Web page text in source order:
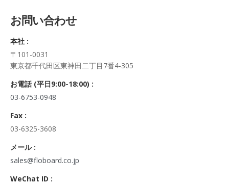
正・追加・削除、利用の停止または消去、第三者への提供の停
口に申し出ることができます。
その際、弊社はご本人を確認させていただいたうえで、合理的
な期間内に対応いたします。
株式会社FloBoard 個人情報問合せ窓口
〒101-0031 東京都千代田区東神田二丁目7番4-305
メールアドレス: info@floboard.co.jp TEL: 03-6753-0948
ールデンウィークを除く)
6. 個人情報における任意性について
個人情報のご提供は、ご本人の任意です。ただし、必須項目を
ご入力頂けない場合は本フォームをご利用頂けませんので、ご
了承ください。
お問い合わせ
本社 :
〒101-0031
東京都千代田区東神田二丁目7番4-305
お電話 (平日9:00-18:00) :
03-6753-0948
Fax :
03-6325-3608
メール :
sales@floboard.co.jp
WeChat ID :